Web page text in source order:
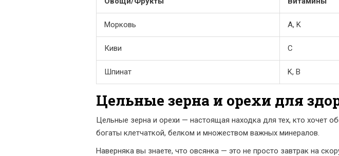
Морковь A, K
Киви C
Шпинат K, B
Цельные зерна и орехи для
Цельные зерна и орехи — настоящая находка для тех, кто хочет
богаты клетчаткой, белком и множеством важных минералов.
Наверняка вы знаете, что овсянка — это не просто завтрак на